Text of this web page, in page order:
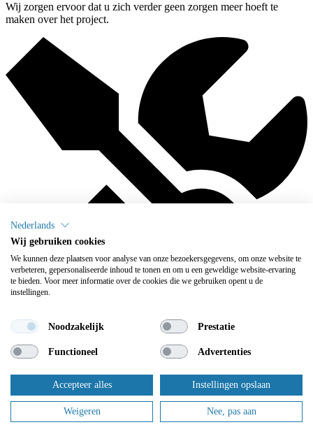
Wij zorgen ervoor dat u zich verder geen zorgen meer hoeft te
maken over het project.
We onderhouden
Flowplus zorgt ervoor dat u zich geen zorgen meer hoeft te maken
over het onderhoud: daar zorgen wij voor.
Nederlands
Wij gebruiken cookies
We kunnen deze plaatsen voor analyse van onze bezoekersgegevens, om onze website te
verbeteren, gepersonaliseerde inhoud te tonen en om u een geweldige website-ervaring
te bieden. Voor meer informatie over de cookies die we gebruiken opent u de
instellingen.
Noodzakelijk Prestatie
Functioneel Advertenties
Accepteer alles Instellingen opslaan
Weigeren Nee, pas aan